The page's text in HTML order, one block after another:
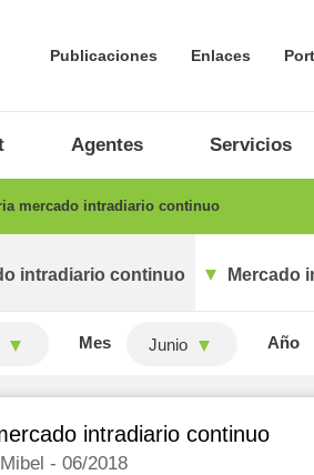
Publicaciones Enlaces
Agentes Servicios
mercado intradiario continuo
intradiario continuo Mercado
Mes Junio Año
intradiario continuo
- 06/2018